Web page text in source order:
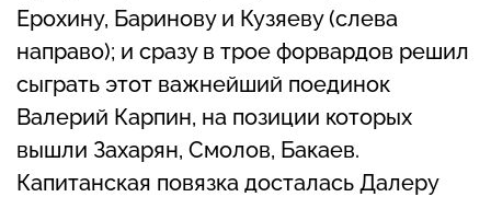
Ерохину, Баринову и Кузяеву (слева
направо); и сразу в трое форвардов решил
сыграть этот важнейший поединок
Валерий Карпин, на позиции которых
вышли Захарян, Смолов, Бакаев.
Капитанская повязка досталась Далеру